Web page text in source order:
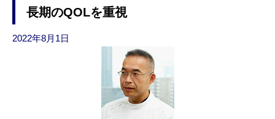
長期のQOLを重視
2022年8月1日